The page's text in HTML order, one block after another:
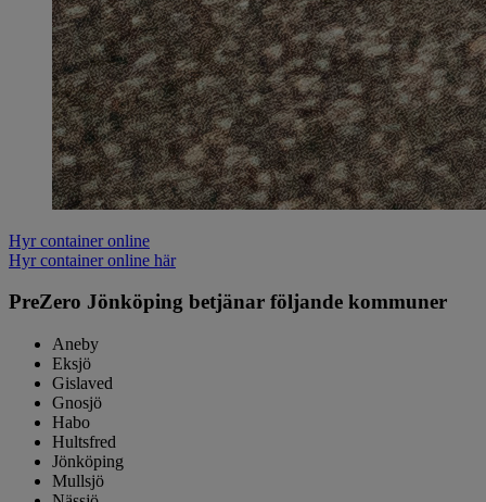
Hyr container online
Hyr container online här
PreZero Jönköping betjänar följande kommuner
Aneby
Eksjö
Gislaved
Gnosjö
Habo
Hultsfred
Jönköping
Mullsjö